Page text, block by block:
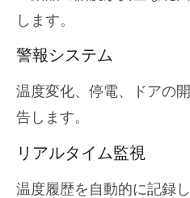
します。
警報システム
温度変化、停電、ドアの
告します。
リアルタイム監視
温度履歴を自動的に記録し